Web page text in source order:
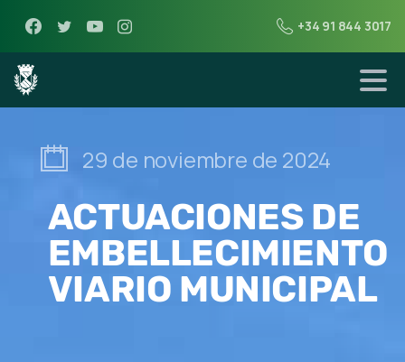
+34 91 844 3017
29 de noviembre de 2024
ACTUACIONES DE
EMBELLECIMIENTO
VIARIO MUNICIPAL